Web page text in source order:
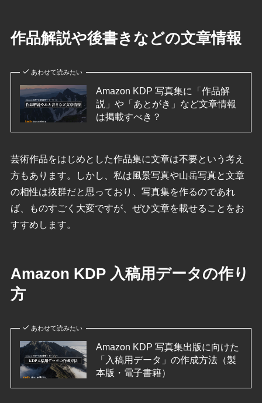
作品解説や後書きなどの文章情報
あわせて読みたい
Amazon KDP 写真集に「作品解
説」や「あとがき」など文章情報
は掲載すべき？
芸術作品をはじめとした作品集に文章は不要という考え
方もあります。しかし、私は風景写真や山岳写真と文章
の相性は抜群だと思っており、写真集を作るのであれ
ば、ものすごく大変ですが、ぜひ文章を載せることをお
すすめします。
Amazon KDP 入稿用データの作り
方
あわせて読みたい
Amazon KDP 写真集出版に向けた
「入稿用データ」の作成方法（製
本版・電子書籍）